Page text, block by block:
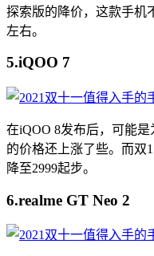
探索版的降价，这款手机
左右。
5.iQOO 7
在iQOO 8发布后，可能
的价格还上涨了些。而双
降至2999起步。
6.realme GT Neo 2